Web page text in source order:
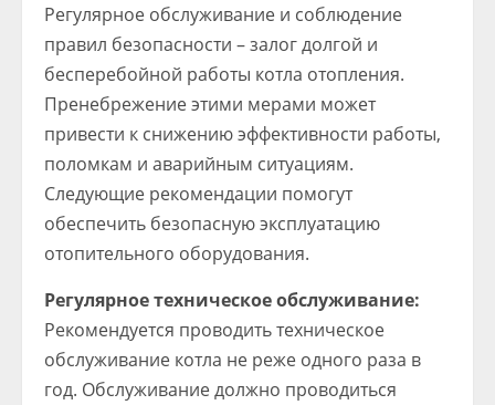
Регулярное обслуживание и соблюдение
правил безопасности – залог долгой и
бесперебойной работы котла отопления.
Пренебрежение этими мерами может
привести к снижению эффективности работы,
поломкам и аварийным ситуациям.
Следующие рекомендации помогут
обеспечить безопасную эксплуатацию
отопительного оборудования.
Регулярное техническое обслуживание:
Рекомендуется проводить техническое
обслуживание котла не реже одного раза в
год. Обслуживание должно проводиться